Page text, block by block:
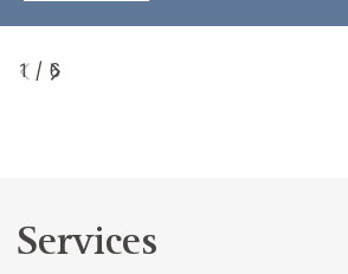
1 / 6
Services